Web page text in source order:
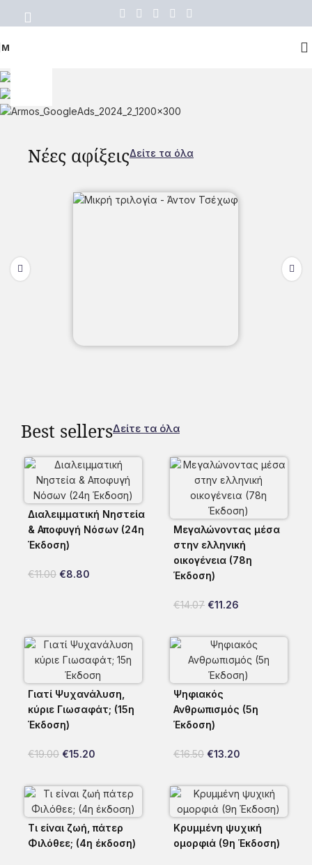
ΜΕΝΟΥ
Νέες αφίξειςΔείτε τα όλα
Best sellersΔείτε τα όλα
Διαλειμματική Νηστεία
& Αποφυγή Νόσων (24η
Έκδοση)
€11.00 €8.80
Μεγαλώνοντας μέσα
στην ελληνική
οικογένεια (78η
Έκδοση)
€14.07 €11.26
Γιατί Ψυχανάλυση,
κύριε Γιωσαφάτ; (15η
Έκδοση)
€19.00 €15.20
Ψηφιακός
Ανθρωπισμός (5η
Έκδοση)
€16.50 €13.20
Τι είναι ζωή, πάτερ
Φιλόθεε; (4η έκδοση)
Κρυμμένη ψυχική
ομορφιά (9η Έκδοση)